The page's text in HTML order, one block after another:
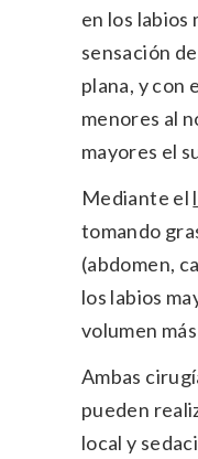
en los labios
sensación
plana, y con
menores al
mayores el
Mediante el
tomando
(abdomen,
los labios
volumen
Ambas
pueden
local y